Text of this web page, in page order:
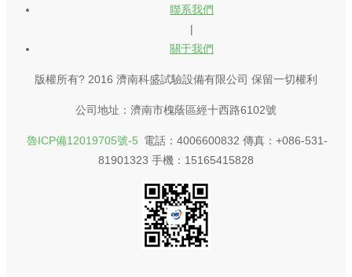
聯系我們
|
關于我們
版權所有? 2016 濟南科盛試驗設備有限公司 保留一切權利
公司地址：濟南市槐蔭區經十西路6102號
魯ICP備12019705號-5 電話：4006600832 傳真：+086-531-
81901323 手機：15165415828